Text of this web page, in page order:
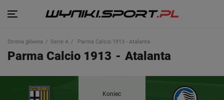
Strona główna Serie A Parma Calcio 1913 - Atalanta
Parma Calcio 1913 - Atalanta
Koniec